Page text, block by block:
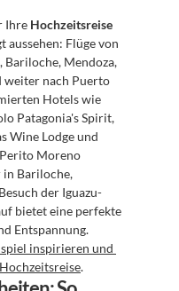
Ihre Hochzeitsreise
aussehen: Flüge von
Bariloche, Mendoza,
weiter nach Puerto
Hotels wie
Patagonia's Spirit,
Wine Lodge und
Moreno
in Bariloche,
der Iguazu-
bietet eine perfekte
inspirieren und
.